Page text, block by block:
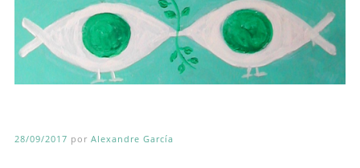
28/09/2017 por Alexandre García